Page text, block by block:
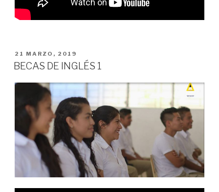
PUBLICADO
EN
21 MARZO, 2019
BECAS DE INGLÉS 1